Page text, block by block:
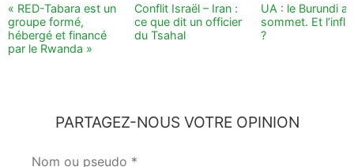
« RED-Tabara est un
groupe formé,
hébergé et financé
par le Rwanda »
Conflit Israël – Iran :
ce que dit un officier
du Tsahal
UA : le Burundi au
sommet. Et
?
PARTAGEZ-NOUS VOTRE OPINION
Votre